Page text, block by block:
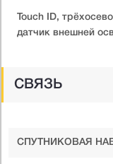
Touch ID,
датчик внешней
СВЯЗЬ
СПУТНИКОВАЯ